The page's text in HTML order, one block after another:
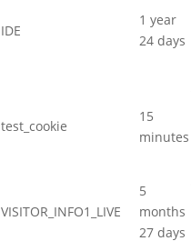
IDE
1 year
24 days
test_cookie
15
minutes
VISITOR_INFO1_LIVE
5
months
27 days